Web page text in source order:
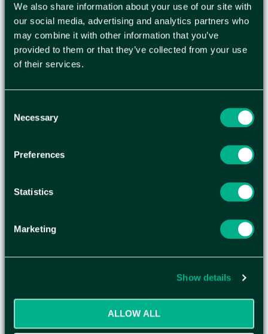
We also share information about your use of our site with
our social media, advertising and analytics partners who
may combine it with other information that you’ve
provided to them or that they’ve collected from your use
of their services.
Selection
Necessary
Preferences
Statistics
Marketing
Show details
ALLOW ALL
FÖRSTA HJÄLPEN-KIT CEDERROTH
SMALL
VÄGGHÅLLARE TILL FIRST AID KIT
X-LARGE